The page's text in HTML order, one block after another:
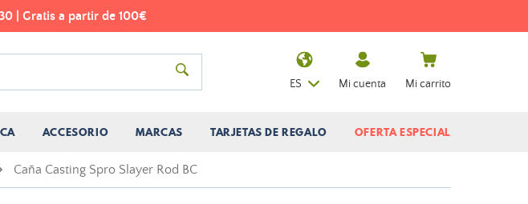
| Gratis a partir de 100€
ACCESORIO MARCAS TARJETAS DE REGALO OFERTA ESPECIAL
ES Mi cuenta Mi carrito
Caña Casting Spro Slayer Rod BC